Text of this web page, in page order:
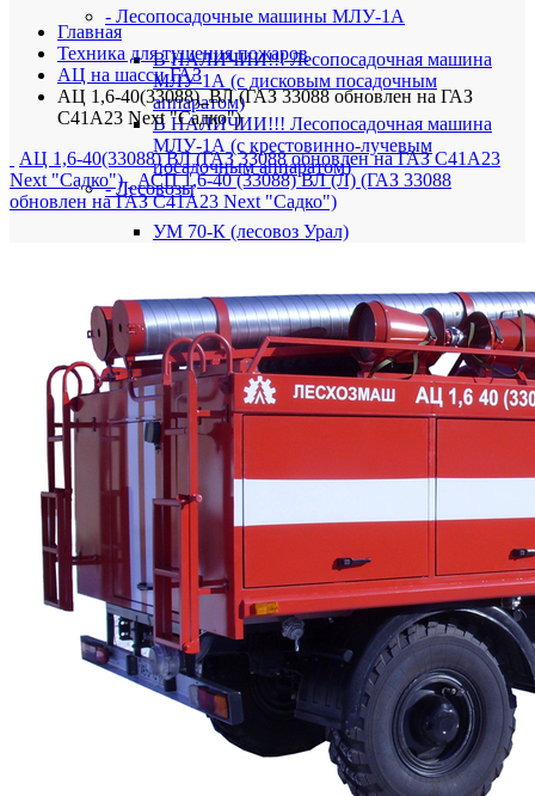
- Лесопосадочные машины МЛУ-1А
В НАЛИЧИИ!!! Лесопосадочная машина
МЛУ-1А (с дисковым посадочным
аппаратом)
В НАЛИЧИИ!!! Лесопосадочная машина
МЛУ-1А (с крестовинно-лучевым
посадочным аппаратом)
- Лесовозы
УМ 70-К (лесовоз Урал)
УМ-70 ОС (сортиментовоз Урал)
КМ-70 ОС (сортиментовоз КАМАЗ)
- ОБОРУДОВАНИЕ ДЛЯ ЛЕСОВОЗОВ И
СОРТИМЕНТОВОЗОВ
Платформа лесовозная ОЛ-1
Оборудование сортиментовозное ОС-4
- Прицепы тракторные
Прицеп тракторный ПЛ-7
- Навеска гидравлическая
- Чокер
Гидроманипуляторы
- Манипуляторы для леса
VPL 100-86L
- Манипуляторы для лома
VPL 100-76M
- МАНИПУЛЯТОРЫ ДЛЯ ДОРОГ и ЖКХ
Главная
Техника для тушения пожаров
АЦ на шасси ГАЗ
АЦ 1,6-40(33088)_ВЛ (ГАЗ 33088 обновлен на ГАЗ
С41А23 Next "Садко")
АЦ 1,6-40(33088) ВЛ (ГАЗ 33088 обновлен на ГАЗ С41А23
Next "Садко")
АСП 1,6-40 (33088) ВЛ (Л) (ГАЗ 33088
обновлен на ГАЗ С41А23 Next "Садко")